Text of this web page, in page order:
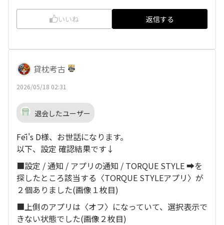
いいね 返信する
貸枕考古
2026/05/18 02:31
退会したユーザー
Fēi's D様、お世話になります。
以下、設定 確認結果です↓
■設定 / 通知 / アプリの通知 / TORQUE STYLE ➡を
探したところ該当する〈TORQUE STYLEアプリ〉が
２個ありました(画像１枚目)
■上側のアプリは〈オフ〉になっていて、選択表示で
きない状態でした(画像２枚目)